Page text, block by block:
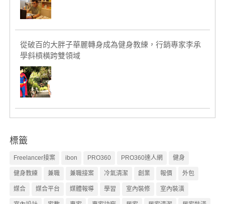
從破百的大胖子華麗轉身成為健身教練，行銷專家李承
學斜槓橫跨雙領域
標籤
Freelancer接案 ibon PRO360 PRO360達人網 健身
健身教練 兼職 兼職接案 冷氣清潔 創業 報價 外包
媒合 媒合平台 媒體報導 學習 室內裝修 室內裝潢